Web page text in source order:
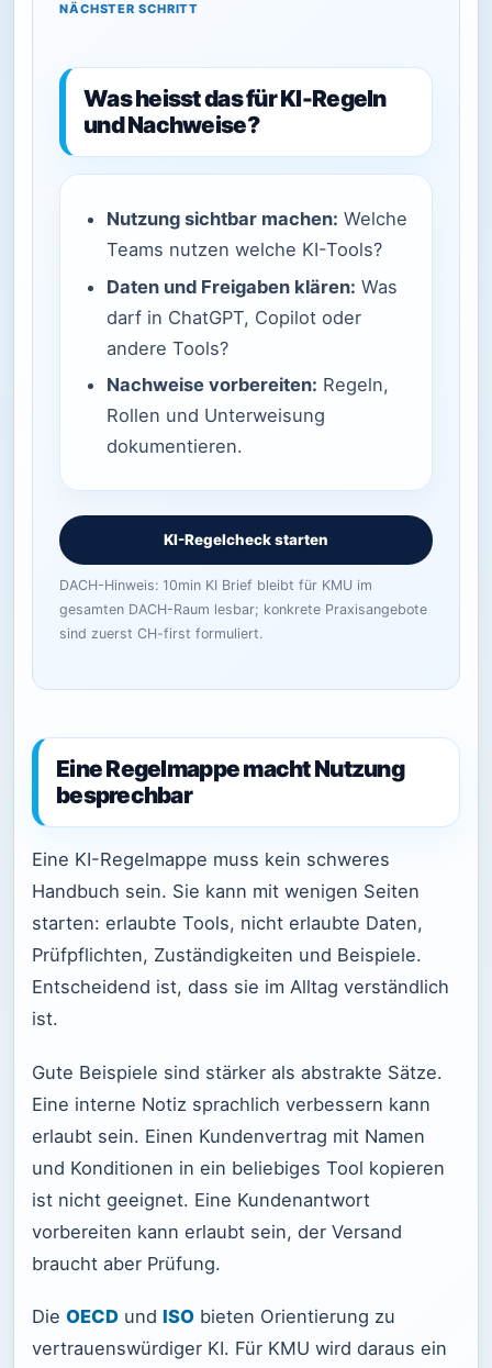
NÄCHSTER SCHRITT
Was heisst das für KI-Regeln
und Nachweise?
Nutzung sichtbar machen: Welche
Teams nutzen welche KI-Tools?
Daten und Freigaben klären: Was
darf in ChatGPT, Copilot oder
andere Tools?
Nachweise vorbereiten: Regeln,
Rollen und Unterweisung
dokumentieren.
KI-Regelcheck starten
DACH-Hinweis: 10min KI Brief bleibt für KMU im
gesamten DACH-Raum lesbar; konkrete Praxisangebote
sind zuerst CH-first formuliert.
Eine Regelmappe macht Nutzung
besprechbar
Eine KI-Regelmappe muss kein schweres
Handbuch sein. Sie kann mit wenigen Seiten
starten: erlaubte Tools, nicht erlaubte Daten,
Prüfpflichten, Zuständigkeiten und Beispiele.
Entscheidend ist, dass sie im Alltag verständlich
ist.
Gute Beispiele sind stärker als abstrakte Sätze.
Eine interne Notiz sprachlich verbessern kann
erlaubt sein. Einen Kundenvertrag mit Namen
und Konditionen in ein beliebiges Tool kopieren
ist nicht geeignet. Eine Kundenantwort
vorbereiten kann erlaubt sein, der Versand
braucht aber Prüfung.
Die OECD und ISO bieten Orientierung zu
vertrauenswürdiger KI. Für KMU wird daraus ein